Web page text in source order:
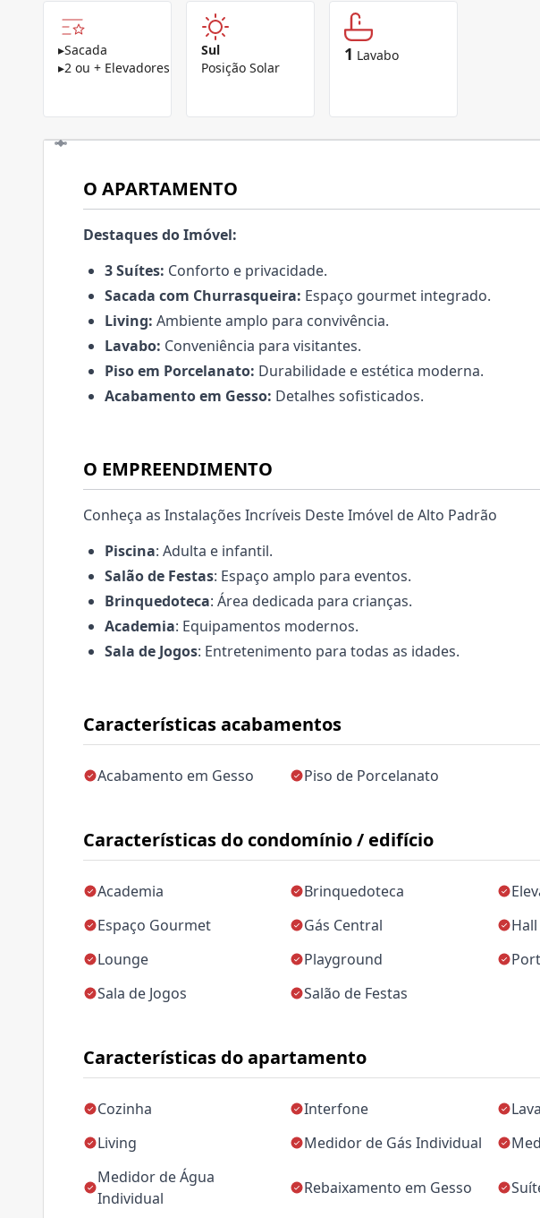
▸Sacada
▸2 ou + Elevadores
Sul
Posição Solar
1 Lavabo
Características acabamentos
Acabamento em Gesso Piso de Porcelanato
Características do condomínio / edifício
Academia Brinquedoteca
Espaço Gourmet
Gás Central
Lounge
Playground
Sala de Jogos
Salão de Festas
Características do apartamento
Cozinha Interfone
Living
Medidor de Gás Individual
Medidor de Água
Individual
Rebaixamento em Gesso
O APARTAMENTO
Destaques do Imóvel:
3 Suítes: Conforto e privacidade.
Sacada com Churrasqueira: Espaço gourmet integrado.
Living: Ambiente amplo para convivência.
Lavabo: Conveniência para visitantes.
Piso em Porcelanato: Durabilidade e estética moderna.
Acabamento em Gesso: Detalhes sofisticados.
O EMPREENDIMENTO
Conheça as Instalações Incríveis Deste Imóvel de Alto Padrão
Piscina: Adulta e infantil.
Salão de Festas: Espaço amplo para eventos.
Brinquedoteca: Área dedicada para crianças.
Academia: Equipamentos modernos.
Sala de Jogos: Entretenimento para todas as idades.